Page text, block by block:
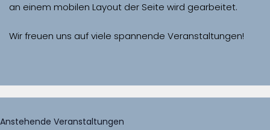
Wir freuen uns auf viele spannende Veranstaltungen!
Anstehende Veranstaltungen